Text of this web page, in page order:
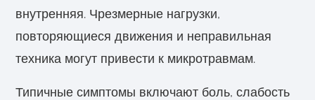
внутренняя. Чрезмерные нагрузки,
повторяющиеся движения и неправильная
техника могут привести к микротравмам.
Типичные симптомы включают боль, слабость